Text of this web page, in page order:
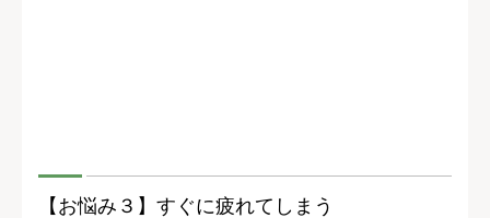
【お悩み３】すぐに疲れてしまう